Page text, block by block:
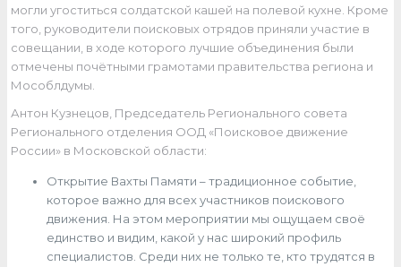
могли угоститься солдатской кашей на полевой кухне. Кроме
того, руководители поисковых отрядов приняли участие в
совещании, в ходе которого лучшие объединения были
отмечены почётными грамотами правительства региона и
Мособлдумы.
Антон Кузнецов, Председатель Регионального совета
Регионального отделения ООД «Поисковое движение
России» в Московской области:
Открытие Вахты Памяти – традиционное событие,
которое важно для всех участников поискового
движения. На этом мероприятии мы ощущаем своё
единство и видим, какой у нас широкий профиль
специалистов. Среди них не только те, кто трудятся в